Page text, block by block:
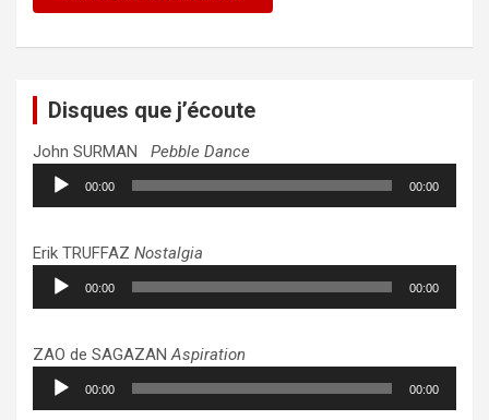
Disques que j’écoute
John SURMAN Pebble Dance
Lecteur
audio
00:00 00:00
Erik TRUFFAZ Nostalgia
Lecteur
audio
00:00 00:00
ZAO de SAGAZANAspiration
Lecteur
audio
00:00 00:00